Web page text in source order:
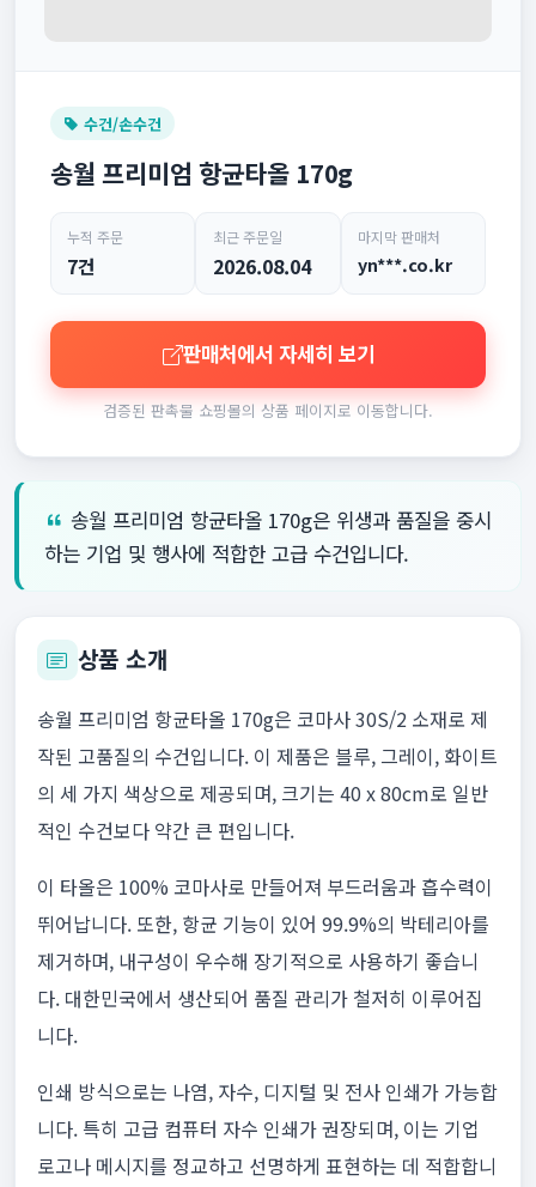
수건/손수건
송월 프리미엄 항균타올 170g
누적 주문
7건
최근 주문일
2026.08.04
마지막 판매처
yn***.co.kr
판매처에서 자세히 보기
검증된 판촉물 쇼핑몰의 상품 페이지로 이동합니다.
송월 프리미엄 항균타올 170g은 위생과 품질을 중시
하는 기업 및 행사에 적합한 고급 수건입니다.
상품 소개
송월 프리미엄 항균타올 170g은 코마사 30S/2 소재로 제
작된 고품질의 수건입니다. 이 제품은 블루, 그레이, 화이트
의 세 가지 색상으로 제공되며, 크기는 40 x 80cm로 일반
적인 수건보다 약간 큰 편입니다.
이 타올은 100% 코마사로 만들어져 부드러움과 흡수력이
뛰어납니다. 또한, 항균 기능이 있어 99.9%의 박테리아를
제거하며, 내구성이 우수해 장기적으로 사용하기 좋습니
다. 대한민국에서 생산되어 품질 관리가 철저히 이루어집
니다.
인쇄 방식으로는 나염, 자수, 디지털 및 전사 인쇄가 가능합
니다. 특히 고급 컴퓨터 자수 인쇄가 권장되며, 이는 기업
로고나 메시지를 정교하고 선명하게 표현하는 데 적합합니